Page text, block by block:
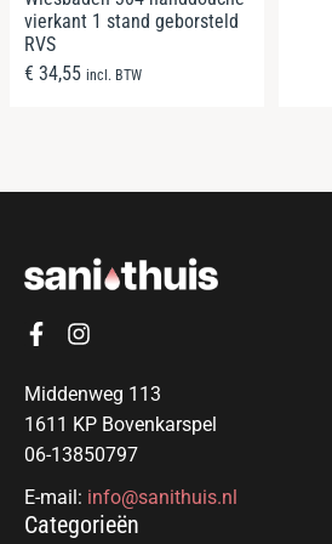
vierkant 1 stand geborsteld
RVS
€ 34,55 incl. BTW
Middenweg 113
1611 KP Bovenkarspel
06-13850797
E-mail: info@sanithuis.nl
Categorieën